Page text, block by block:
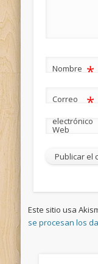
Nombre *
Correo
electrónico
*
Web
Este sitio usa
se procesan los